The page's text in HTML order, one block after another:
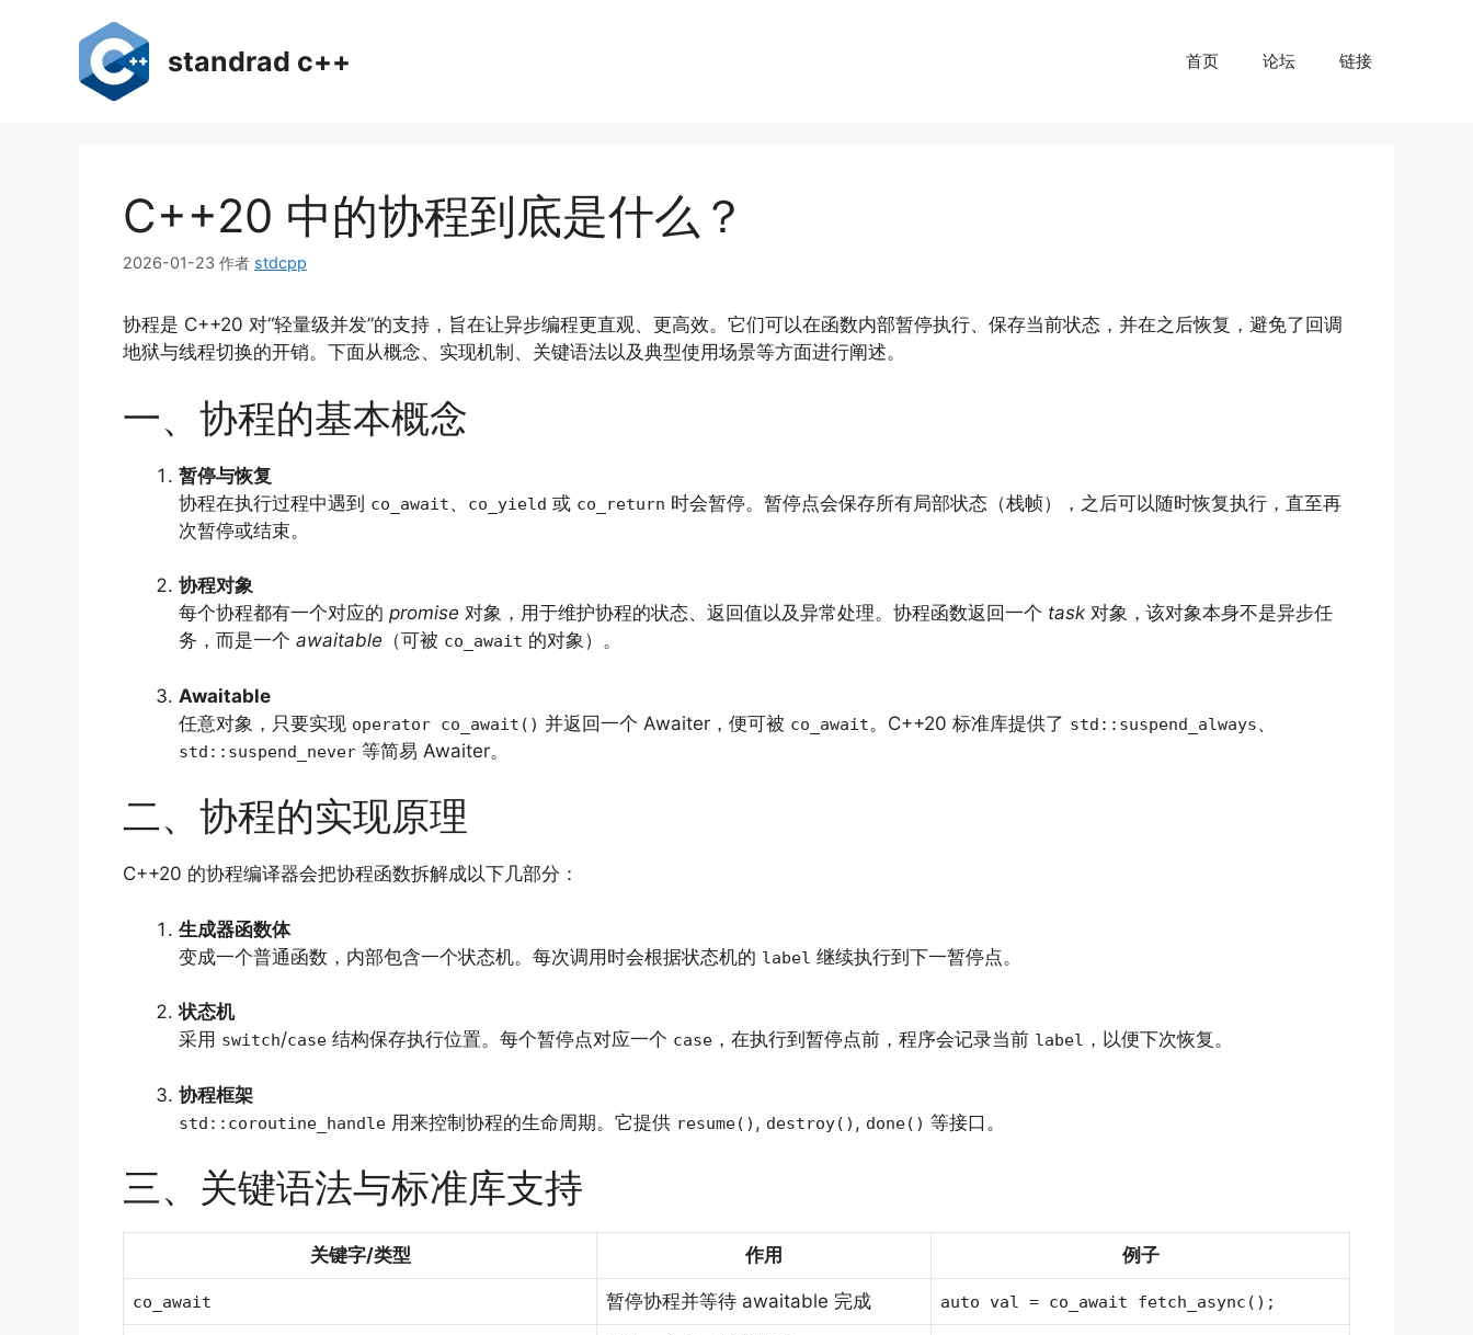
standrad c++ 首页 论坛 链接
C++20 中的协程到底是什么？
2026-01-23 作者 stdcpp
协程是 C++20 对“轻量级并发”的支持，旨在让异步编程更直观、更高效。它们可以在函数内部暂停执行、保存当前状态，并在之后恢复，避免了回调
地狱与线程切换的开销。下面从概念、实现机制、关键语法以及典型使用场景等方面进行阐述。
一、协程的基本概念
暂停与恢复
协程在执行过程中遇到 co_await、 co_yield 或 co_return 时会暂停。暂停点会保存所有局部状态（栈帧），之后可以随时恢复执行，直至再
次暂停或结束。
协程对象
每个协程都有一个对应的 promise 对象，用于维护协程的状态、返回值以及异常处理。协程函数返回一个 task 对象，该对象本身不是异步任
务，而是一个 awaitable （可被 co_await 的对象）。
Awaitable
任意对象，只要实现 operator co_await() 并返回一个 Awaiter，便可被 co_await。C++20 标准库提供了 std::suspend_always、
std::suspend_never 等简易 Awaiter。
二、协程的实现原理
C++20 的协程编译器会把协程函数拆解成以下几部分：
生成器函数体
变成一个普通函数，内部包含一个状态机。每次调用时会根据状态机的 label 继续执行到下一暂停点。
状态机
采用 switch/case 结构保存执行位置。每个暂停点对应一个 case ，在执行到暂停点前，程序会记录当前 label ，以便下次恢复。
协程框架
std::coroutine_handle 用来控制协程的生命周期。它提供 resume() , destroy() , done() 等接口。
三、关键语法与标准库支持
关键字/类型 作用 例子
co_await 暂停协程并等待 awaitable 完成 auto val = co_await fetch_async();